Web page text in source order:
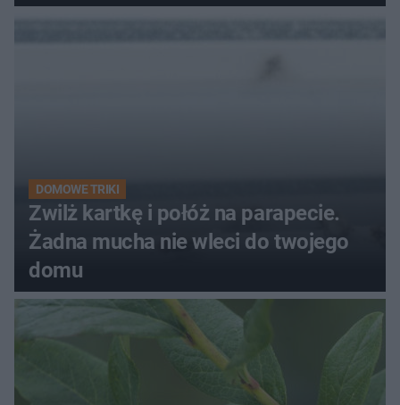
kobiety
DOMOWE TRIKI
Zwilż kartkę i połóż na parapecie.
Żadna mucha nie wleci do twojego
domu